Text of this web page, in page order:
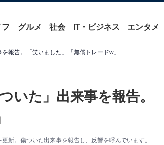
フ グルメ 社会 IT・ビジネス エンタメ
報告。「笑いました」「無償トレードw」
いた」出来事を報告。
新。傷ついた出来事を報告し、反響を呼んでいます。